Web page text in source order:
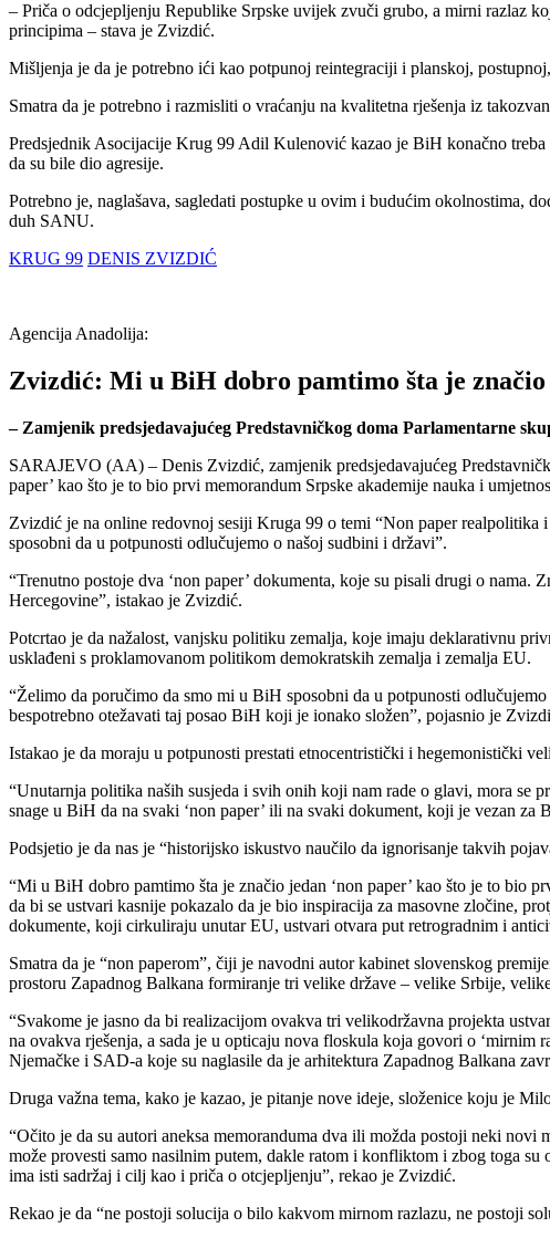
– Priča o odcjepljenju Republike Srpske uvijek zvuči grubo, a mirni razlaz
principima – stava je Zvizdić.
Mišljenja je da je potrebno ići kao potpunoj reintegraciji i planskoj,
Smatra da je potrebno i razmisliti o vraćanju na kvalitetna rješenja iz
Predsjednik Asocijacije Krug 99 Adil Kulenović kazao je BiH konačno
da su bile dio agresije.
Potrebno je, naglašava, sagledati postupke u ovim i budućim okolnostima,
duh SANU.
KRUG 99 DENIS ZVIZDIĆ
Agencija Anadolija:
Zvizdić: Mi u BiH dobro pamtimo šta je značio
– Zamjenik predsjedavajućeg Predstavničkog doma Parlamentarne
SARAJEVO (AA) – Denis Zvizdić, zamjenik predsjedavajućeg
paper’ kao što je to bio prvi memorandum Srpske akademije nauka i
Zvizdić je na online redovnoj sesiji Kruga 99 o temi “Non paper realpolitika
sposobni da u potpunosti odlučujemo o našoj sudbini i državi”.
“Trenutno postoje dva ‘non paper’ dokumenta, koje su pisali drugi o
Hercegovine”, istakao je Zvizdić.
Potcrtao je da nažalost, vanjsku politiku zemalja, koje imaju deklarativnu
usklađeni s proklamovanom politikom demokratskih zemalja i zemalja EU.
“Želimo da poručimo da smo mi u BiH sposobni da u potpunosti
bespotrebno otežavati taj posao BiH koji je ionako složen”, pojasnio je
Istakao je da moraju u potpunosti prestati etnocentristički i hegemonistički
“Unutarnja politika naših susjeda i svih onih koji nam rade o glavi, mora se
snage u BiH da na svaki ‘non paper’ ili na svaki dokument, koji je vezan
Podsjetio je da nas je “historijsko iskustvo naučilo da ignorisanje takvih
“Mi u BiH dobro pamtimo šta je značio jedan ‘non paper’ kao što je to bio
da bi se ustvari kasnije pokazalo da je bio inspiracija za masovne zločine,
dokumente, koji cirkuliraju unutar EU, ustvari otvara put retrogradnim i
Smatra da je “non paperom”, čiji je navodni autor kabinet slovenskog
prostoru Zapadnog Balkana formiranje tri velike države – velike Srbije,
“Svakome je jasno da bi realizacijom ovakva tri velikodržavna projekta
na ovakva rješenja, a sada je u opticaju nova floskula koja govori o
Njemačke i SAD-a koje su naglasile da je arhitektura Zapadnog Balkana
Druga važna tema, kako je kazao, je pitanje nove ideje, složenice koju je
“Očito je da su autori aneksa memoranduma dva ili možda postoji neki
može provesti samo nasilnim putem, dakle ratom i konfliktom i zbog toga
ima isti sadržaj i cilj kao i priča o otcjepljenju”, rekao je Zvizdić.
Rekao je da “ne postoji solucija o bilo kakvom mirnom razlazu, ne postoji